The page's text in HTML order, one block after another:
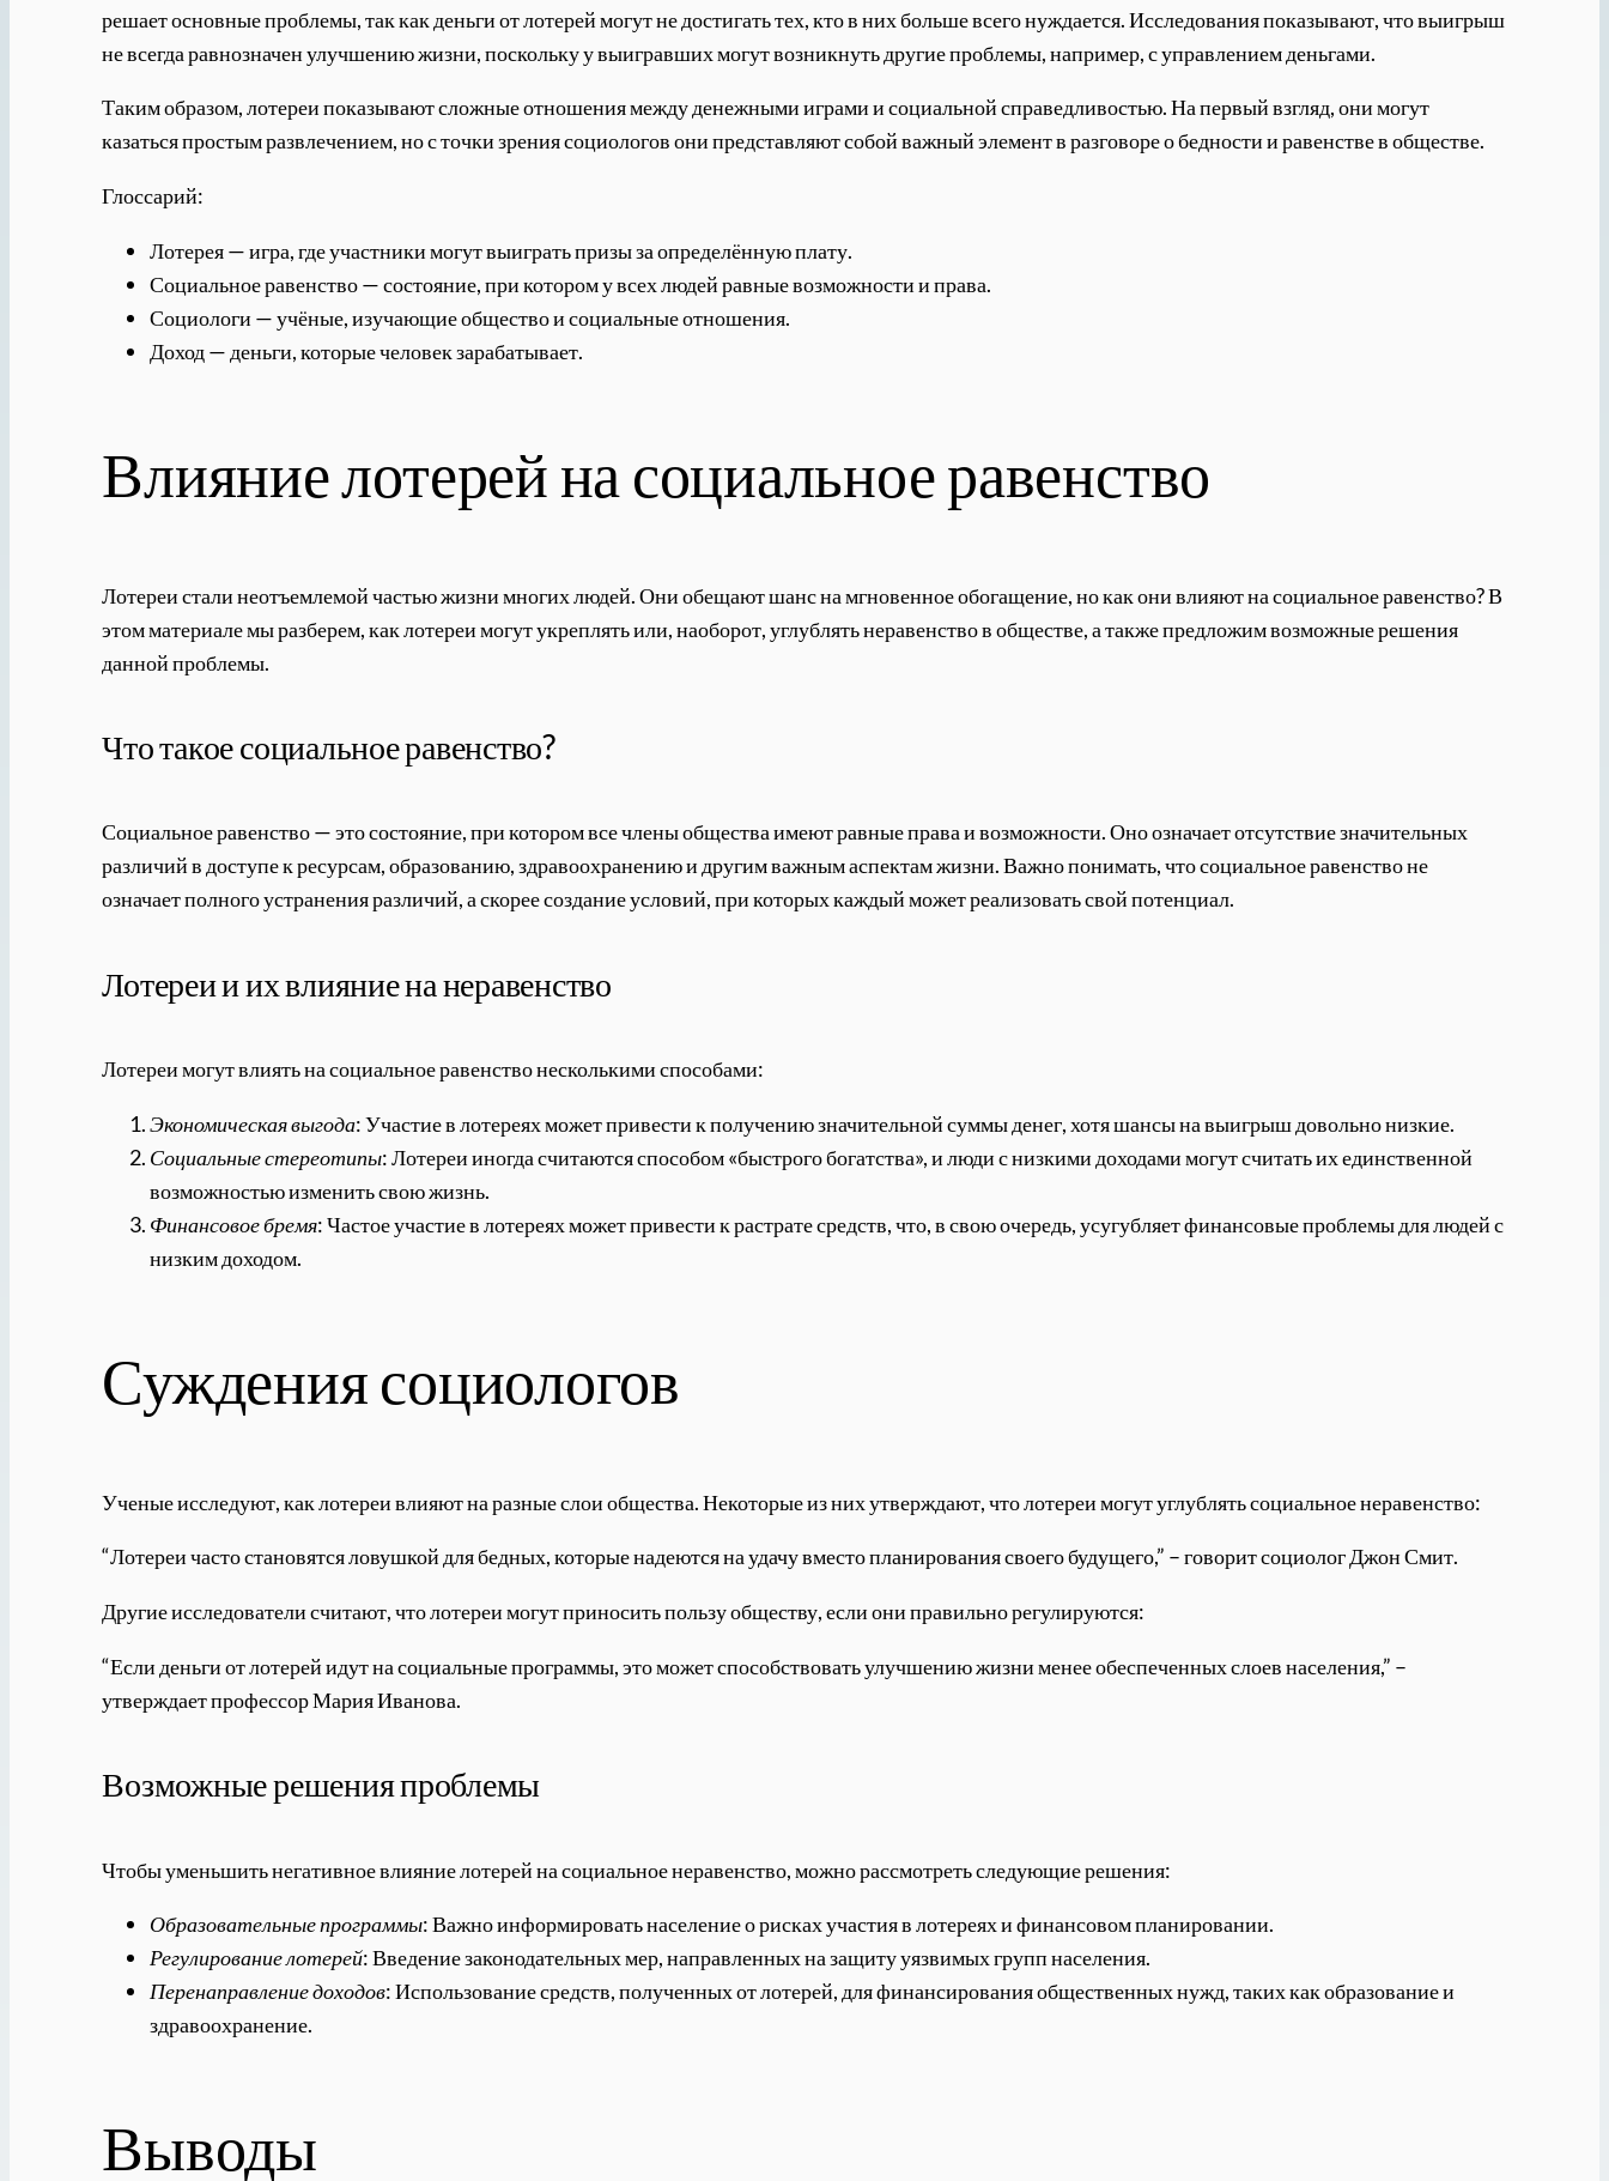
решает основные проблемы, так как деньги от лотерей могут не достигать тех, кто в них больше всего нуждается. Исследования показывают, что выигрыш
не всегда равнозначен улучшению жизни, поскольку у выигравших могут возникнуть другие проблемы, например, с управлением деньгами.
Таким образом, лотереи показывают сложные отношения между денежными играми и социальной справедливостью. На первый взгляд, они могут
казаться простым развлечением, но с точки зрения социологов они представляют собой важный элемент в разговоре о бедности и равенстве в обществе.
Глоссарий:
Лотерея — игра, где участники могут выиграть призы за определённую плату.
Социальное равенство — состояние, при котором у всех людей равные возможности и права.
Социологи — учёные, изучающие общество и социальные отношения.
Доход — деньги, которые человек зарабатывает.
Влияние лотерей на социальное равенство
Лотереи стали неотъемлемой частью жизни многих людей. Они обещают шанс на мгновенное обогащение, но как они влияют на социальное равенство? В
этом материале мы разберем, как лотереи могут укреплять или, наоборот, углублять неравенство в обществе, а также предложим возможные решения
данной проблемы.
Что такое социальное равенство?
Социальное равенство — это состояние, при котором все члены общества имеют равные права и возможности. Оно означает отсутствие значительных
различий в доступе к ресурсам, образованию, здравоохранению и другим важным аспектам жизни. Важно понимать, что социальное равенство не
означает полного устранения различий, а скорее создание условий, при которых каждый может реализовать свой потенциал.
Лотереи и их влияние на неравенство
Лотереи могут влиять на социальное равенство несколькими способами:
Экономическая выгода: Участие в лотереях может привести к получению значительной суммы денег, хотя шансы на выигрыш довольно низкие.
Социальные стереотипы: Лотереи иногда считаются способом «быстрого богатства», и люди с низкими доходами могут считать их единственной
возможностью изменить свою жизнь.
Финансовое бремя: Частое участие в лотереях может привести к растрате средств, что, в свою очередь, усугубляет финансовые проблемы для людей с
низким доходом.
Суждения социологов
Ученые исследуют, как лотереи влияют на разные слои общества. Некоторые из них утверждают, что лотереи могут углублять социальное неравенство:
“Лотереи часто становятся ловушкой для бедных, которые надеются на удачу вместо планирования своего будущего,” – говорит социолог Джон Смит.
Другие исследователи считают, что лотереи могут приносить пользу обществу, если они правильно регулируются:
“Если деньги от лотерей идут на социальные программы, это может способствовать улучшению жизни менее обеспеченных слоев населения,” –
утверждает профессор Мария Иванова.
Возможные решения проблемы
Чтобы уменьшить негативное влияние лотерей на социальное неравенство, можно рассмотреть следующие решения:
Образовательные программы: Важно информировать население о рисках участия в лотереях и финансовом планировании.
Регулирование лотерей: Введение законодательных мер, направленных на защиту уязвимых групп населения.
Перенаправление доходов: Использование средств, полученных от лотерей, для финансирования общественных нужд, таких как образование и
здравоохранение.
Выводы